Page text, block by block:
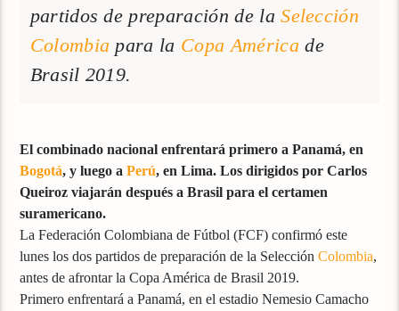
partidos de preparación de laSelección
Colombia para la Copa América de
Brasil 2019.
El combinado nacional enfrentará primero a Panamá, en
Bogotá, y luego aPerú, en Lima. Los dirigidos por Carlos
Queiroz viajarán después a Brasil para el certamen
suramericano.
La Federación Colombiana de Fútbol (FCF) confirmó este
lunes los dos partidos de preparación de la SelecciónColombia,
antes de afrontar la Copa América de Brasil 2019.
Primero enfrentará a Panamá, en el estadio Nemesio Camacho